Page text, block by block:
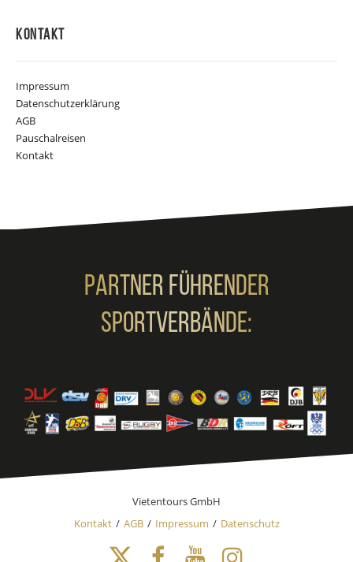
Kontakt
Impressum
Datenschutzerklärung
AGB
Pauschalreisen
Kontakt
Partner Führender
Sportverbände:
Vietentours GmbH
Kontakt
AGB Impressum Datenschutz